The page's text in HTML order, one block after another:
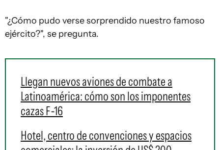
"¿Cómo pudo verse sorprendido nuestro famoso
ejército?", se pregunta.
Llegan nuevos aviones de combate a
Latinoamérica: cómo son los imponentes
cazas F-16
Hotel, centro de convenciones y espacios